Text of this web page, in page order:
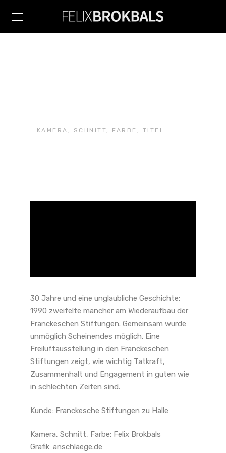
KAMERA, SCHNITT, FARBE, TITEL
30 Jahre und eine unglaubliche Geschichte:
1990 zweifelte mancher am Wiederaufbau der
Franckeschen Stiftungen. Gemeinsam wurde
unmöglich Scheinendes möglich. Eine
Freiluftausstellung in den Franckeschen
Stiftungen zeigt, wie wichtig Tatkraft,
Zusammenhalt und Engagement in guten wie
in schlechten Zeiten sind.
Kunde: Franckesche Stiftungen zu Halle
Kamera, Schnitt, Farbe: Felix Brokbals
Grafik: anschlaege.de